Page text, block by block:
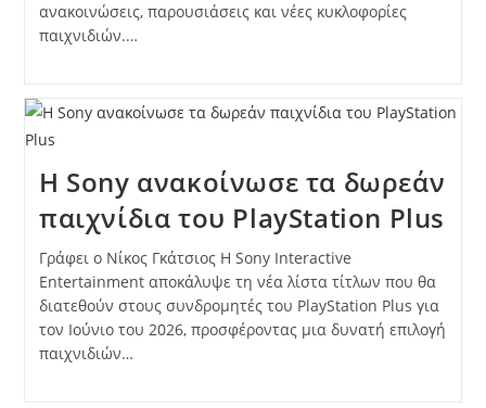
ανακοινώσεις, παρουσιάσεις και νέες κυκλοφορίες
παιχνιδιών.…
Η Sony ανακοίνωσε τα δωρεάν
παιχνίδια του PlayStation Plus
Γράφει ο Νίκος Γκάτσιος Η Sony Interactive
Entertainment αποκάλυψε τη νέα λίστα τίτλων που θα
διατεθούν στους συνδρομητές του PlayStation Plus για
τον Ιούνιο του 2026, προσφέροντας μια δυνατή επιλογή
παιχνιδιών…